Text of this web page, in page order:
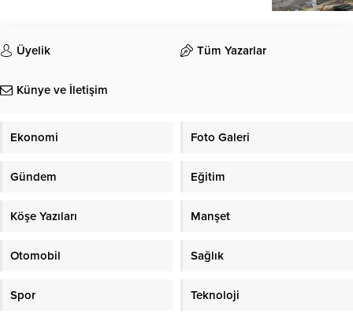
Üyelik Tüm Yazarlar
Künye ve İletişim
Ekonomi Foto Galeri
Gündem Eğitim
Köşe Yazıları Manşet
Otomobil Sağlık
Spor Teknoloji